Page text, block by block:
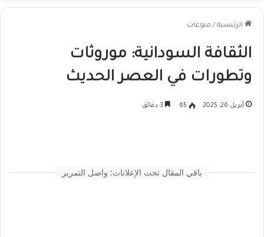
الرئيسية / منوعات
الثقافة السودانية: موروثات
وتطورات في العصر الحديث
أبريل 26, 2025 65
باقي المقال تحت الإعلانات: واصل التمرير